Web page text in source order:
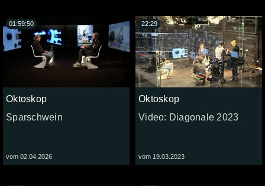
Oktoskop
Sparschwein
vom 02.04.2026
01:59:50
Oktoskop
Video: Diagonale 2023
vom 19.03.2023
22:29